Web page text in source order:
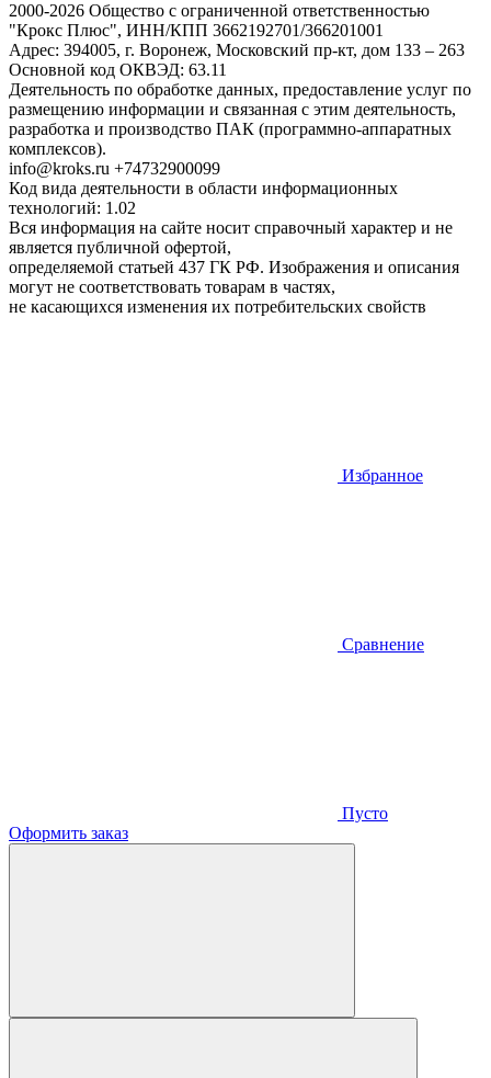
2000-2026 Общество с ограниченной ответственностью
"Крокс Плюс", ИНН/КПП 3662192701/366201001
Адрес: 394005, г. Воронеж, Московский пр-кт, дом 133 – 263
Основной код ОКВЭД: 63.11
Деятельность по обработке данных, предоставление услуг по
размещению информации и связанная с этим деятельность,
разработка и производство ПАК (программно-аппаратных
комплексов).
info@kroks.ru +74732900099
Код вида деятельности в области информационных
технологий: 1.02
Вся информация на сайте носит справочный характер и не
является публичной офертой,
определяемой статьей 437 ГК РФ. Изображения и описания
могут не соответствовать товарам в частях,
не касающихся изменения их потребительских свойств
Избранное
Сравнение
Пусто
Оформить заказ